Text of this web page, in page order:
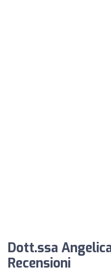
Dott.ssa
Recensioni